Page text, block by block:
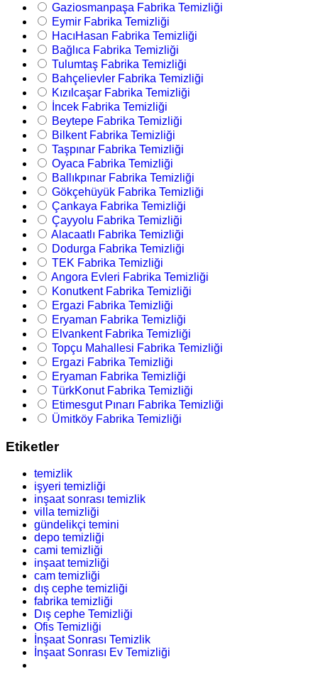
Gaziosmanpaşa Fabrika Temizliği
Eymir Fabrika Temizliği
HacıHasan Fabrika Temizliği
Bağlıca Fabrika Temizliği
Tulumtaş Fabrika Temizliği
Bahçelievler Fabrika Temizliği
Kızılcaşar Fabrika Temizliği
İncek Fabrika Temizliği
Beytepe Fabrika Temizliği
Bilkent Fabrika Temizliği
Taşpınar Fabrika Temizliği
Oyaca Fabrika Temizliği
Ballıkpınar Fabrika Temizliği
Gökçehüyük Fabrika Temizliği
Çankaya Fabrika Temizliği
Çayyolu Fabrika Temizliği
Alacaatlı Fabrika Temizliği
Dodurga Fabrika Temizliği
TEK Fabrika Temizliği
Angora Evleri Fabrika Temizliği
Konutkent Fabrika Temizliği
Ergazi Fabrika Temizliği
Eryaman Fabrika Temizliği
Elvankent Fabrika Temizliği
Topçu Mahallesi Fabrika Temizliği
Ergazi Fabrika Temizliği
Eryaman Fabrika Temizliği
TürkKonut Fabrika Temizliği
Etimesgut Pınarı Fabrika Temizliği
Ümitköy Fabrika Temizliği
Etiketler
temizlik
işyeri temizliği
inşaat sonrası temizlik
villa temizliği
gündelikçi temini
depo temizliği
cami temizliği
inşaat temizliği
cam temizliği
dış cephe temizliği
fabrika temizliği
Dış cephe Temizliği
Ofis Temizliği
İnşaat Sonrası Temizlik
İnşaat Sonrası Ev Temizliği